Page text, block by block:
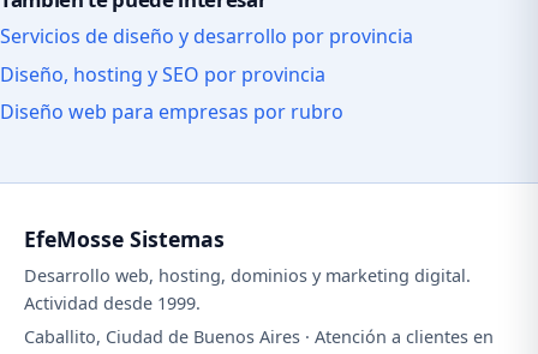
Servicios de diseño y desarrollo por provincia
Diseño, hosting y SEO por provincia
Diseño web para empresas por rubro
EfeMosse Sistemas
Desarrollo web, hosting, dominios y marketing digital.
Actividad desde 1999.
Caballito, Ciudad de Buenos Aires · Atención a clientes en